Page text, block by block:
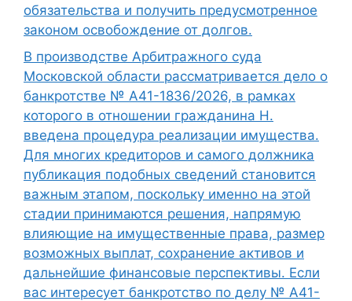
обязательства и получить предусмотренное
законом освобождение от долгов.
В производстве Арбитражного суда
Московской области рассматривается дело о
банкротстве № А41-1836/2026, в рамках
которого в отношении гражданина Н.
введена процедура реализации имущества.
Для многих кредиторов и самого должника
публикация подобных сведений становится
важным этапом, поскольку именно на этой
стадии принимаются решения, напрямую
влияющие на имущественные права, размер
возможных выплат, сохранение активов и
дальнейшие финансовые перспективы. Если
вас интересует банкротство по делу № А41-